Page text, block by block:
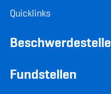
Quicklinks
Beschwerdestelle
Fundstellen